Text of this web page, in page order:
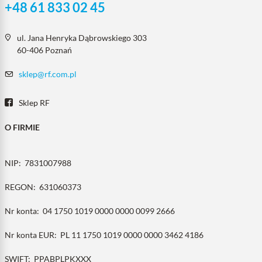
+48 61 833 02 45
ul. Jana Henryka Dąbrowskiego 303
60-406 Poznań
sklep@rf.com.pl
Sklep RF
O FIRMIE
NIP: 7831007988
REGON: 631060373
Nr konta: 04 1750 1019 0000 0000 0099 2666
Nr konta EUR: PL 11 1750 1019 0000 0000 3462 4186
SWIFT: PPABPLPKXXX